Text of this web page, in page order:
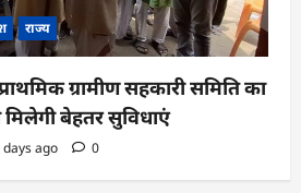
राज्य
ग्रामीण सहकारी समिति का
बेहतर सुविधाएं
days ago 0